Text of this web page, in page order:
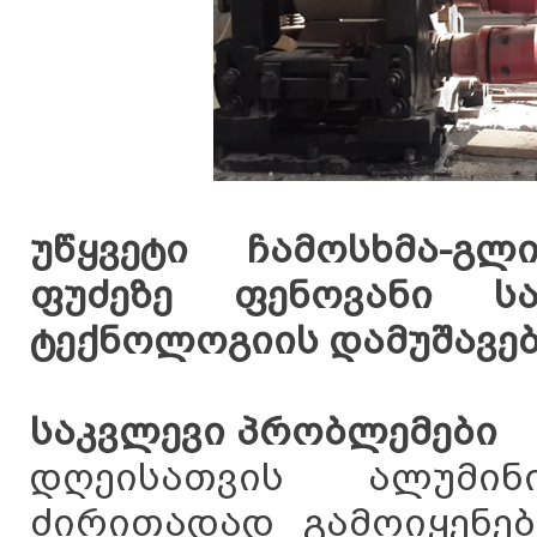
უწყვეტი ჩამოსხმა-
ფუძეზე ფენოვანი
ტექნოლოგიის
საკვლევი პრობლემები
დღეისათვის
ძირითადად